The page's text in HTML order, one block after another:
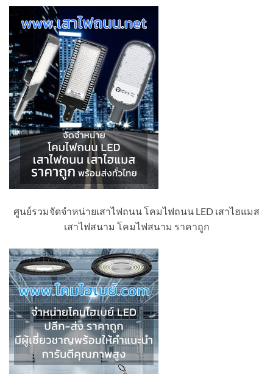
ศูนย์รวมจัดจำหน่ายเสาไฟถนน โคมไฟถนน LED เสาไฮแมส
เสาไฟสนาม โคมไฟสนาม ราคาถูก